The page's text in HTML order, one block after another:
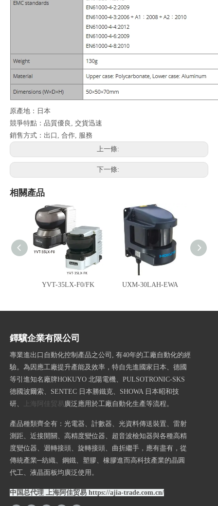
原產地：日本
競爭特點：品質優良, 交貨迅速
銷售方式：出口, 合作, 服務
上一條:
下一條:
相關產品
YVT-35LX-F0/FK UXM-30LAH-EWA
鐸驥企業有限公司
專業進出口自動化控制產品之公司, 有40年的工廠自動化的經
驗。為因應工廠提升產能及效率，特自先進國家日本、德國
等引進知名廠牌HOKUYO 北陽電機、PULSOTRONIC-SKS
德國波爾索、SENTEC 日本勝鐵克、SHOWA 日本昭和技
研、
上海阿佳贸易 廣泛應用於工廠自動化生產等流程。
產品種類齊全有：光電器、計數器、光資料傳送裝置、雷射
測距、近接開關、高精度變位器、超音波檢知器與各種高精
度變位器、迴轉接頭、旋轉接頭、曲折繼手，應有盡有，從
傳統產業─紡織、鋼鐵、塑膠、橡膠進而高科技產業的晶圓
代工、液晶面板均廣泛使用。
中国总代理 上海阿佳贸易 https://ajia-trade.com.cn/